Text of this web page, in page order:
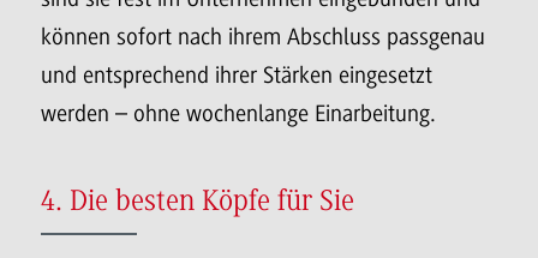
können sofort nach ihrem Abschluss passgenau
und entsprechend ihrer Stärken eingesetzt
werden – ohne wochenlange Einarbeitung.
4. Die besten Köpfe für Sie